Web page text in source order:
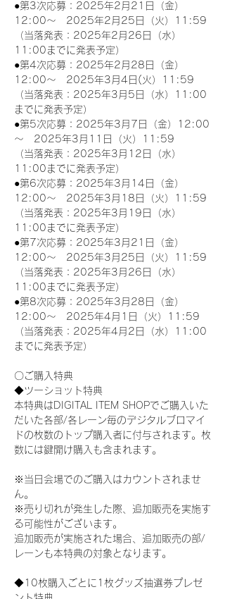
●第3次応募：2025年2月21日（金）
12:00～　2025年2月25日（火）11:59
（当落発表：2025年2月26日（水）
11:00までに発表予定）
●第4次応募：2025年2月28日（金）
12:00～　2025年3月4日(火）11:59
（当落発表：2025年3月5日（水）11:00
までに発表予定）
●第5次応募：2025年3月7日（金）12:00
～　2025年3月11日（火）11:59
（当落発表：2025年3月12日（水）
11:00までに発表予定）
●第6次応募：2025年3月14日（金）
12:00～　2025年3月18日（火）11:59
（当落発表：2025年3月19日（水）
11:00までに発表予定）
●第7次応募：2025年3月21日（金）
12:00～　2025年3月25日（火）11:59
（当落発表：2025年3月26日（水）
11:00までに発表予定）
●第8次応募：2025年3月28日（金）
12:00～　2025年4月1日（火）11:59
（当落発表：2025年4月2日（水）11:00
までに発表予定）
〇ご購入特典
◆ツーショット特典
本特典はDIGITAL ITEM SHOPでご購入いた
だいた各部/各レーン毎のデジタルブロマイ
ドの枚数のトップ購入者に付与されます。枚
数には鍵開け購入も含まれます。
※当日会場でのご購入はカウントされませ
ん。
※売り切れが発生した際、追加販売を実施す
る可能性がございます。
追加販売が実施された場合、追加販売の部/
レーンも本特典の対象となります。
◆10枚購入ごとに1枚グッズ抽選券プレゼ